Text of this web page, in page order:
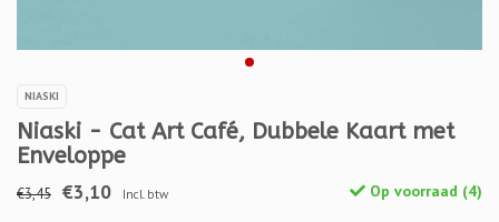
NIASKI
Niaski - Cat Art Café, Dubbele Kaart met
Enveloppe
€3,45 €3,10 Incl. btw Op voorraad (4)